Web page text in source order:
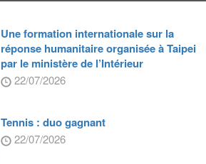
Une formation internationale sur la
réponse humanitaire organisée à Taipei
par le ministère de l’Intérieur
22/07/2026
Tennis : duo gagnant
22/07/2026